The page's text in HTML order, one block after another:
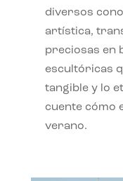
diversos
artística,
preciosas en
escultóricas
tangible y lo
cuente cómo
verano.